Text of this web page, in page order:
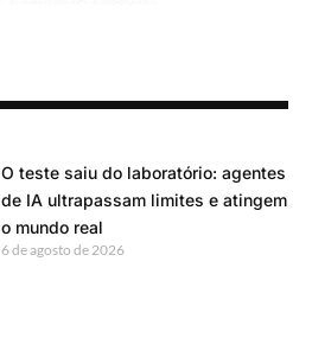
O teste saiu do laboratório: agentes
de IA ultrapassam limites e atingem
o mundo real
6 de agosto de 2026